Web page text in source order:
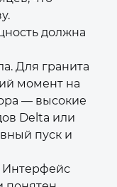
должна
Для гранита
момент на
— высокие
Delta или
пуск и
Интерфейс